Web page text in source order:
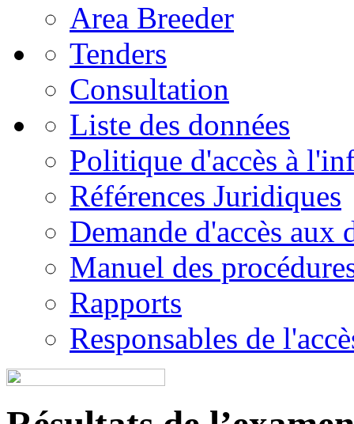
Area Breeder
Tenders
Consultation
Liste des données
Politique d'accès à
Références Juridiques
Demande d'accès aux
Manuel des
Rapports
Responsables de